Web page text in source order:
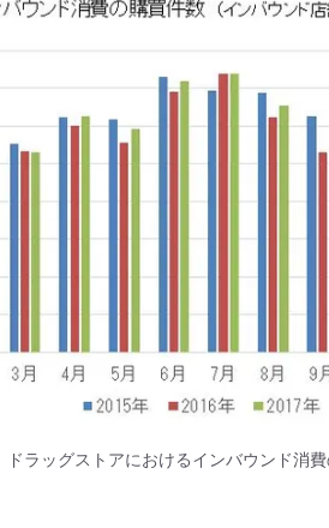
ドラッグストアにおけるインバウンド消